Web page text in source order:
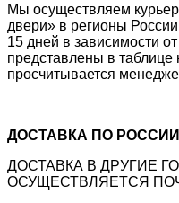
Мы осуществляем
двери» в регионы
15 дней в зависимости
представлены в таблице
просчитывается
ДОСТАВКА ПО
ДОСТАВКА В ДРУГИЕ
ОСУЩЕСТВЛЯЕТСЯ